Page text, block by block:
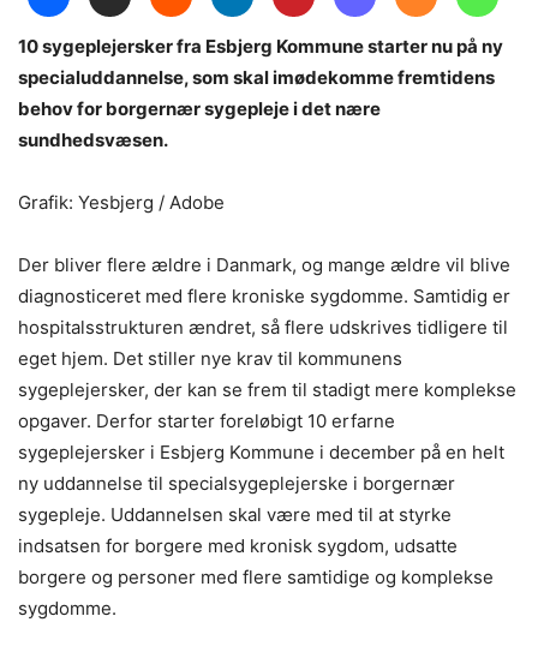
10 sygeplejersker fra Esbjerg Kommune starter nu på ny
specialuddannelse, som skal imødekomme fremtidens
behov for borgernær sygepleje i det nære
sundhedsvæsen.
Grafik: Yesbjerg / Adobe
Der bliver flere ældre i Danmark, og mange ældre vil blive
diagnosticeret med flere kroniske sygdomme. Samtidig er
hospitalsstrukturen ændret, så flere udskrives tidligere til
eget hjem. Det stiller nye krav til kommunens
sygeplejersker, der kan se frem til stadigt mere komplekse
opgaver. Derfor starter foreløbigt 10 erfarne
sygeplejersker i Esbjerg Kommune i december på en helt
ny uddannelse til specialsygeplejerske i borgernær
sygepleje. Uddannelsen skal være med til at styrke
indsatsen for borgere med kronisk sygdom, udsatte
borgere og personer med flere samtidige og komplekse
sygdomme.